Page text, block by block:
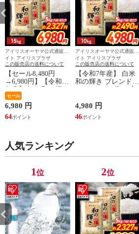
アイリスオーヤマ公式通販サ
イト アイリスプラザ
この販売店の送料について
【セール8,480円
→6,980円】【令和7
ブレンド米 15kg 密
封新鮮パック 脱酸素
剤入り 米 お米 低温
製法米 アイリスオー
セール
6,980 円
64
アイリスオーヤマ公式通販サ
イト アイリスプラザ
この販売店の送料について
【令和7年産】 白米
和の輝き ブレンド米
剤入り 米 お米 低温
製法米 アイリスオー
ヤマ [食品]
4,980 円
46
人気ランキング
1位 2位